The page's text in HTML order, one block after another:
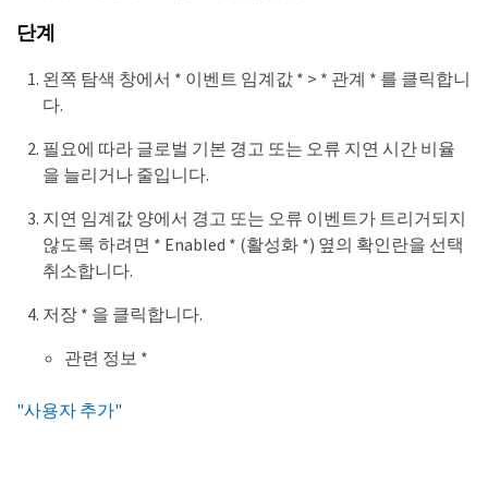
단계
왼쪽 탐색 창에서 * 이벤트 임계값 * > * 관계 * 를 클릭합니
다.
필요에 따라 글로벌 기본 경고 또는 오류 지연 시간 비율
을 늘리거나 줄입니다.
지연 임계값 양에서 경고 또는 오류 이벤트가 트리거되지
않도록 하려면 * Enabled * (활성화 *) 옆의 확인란을 선택
취소합니다.
저장 * 을 클릭합니다.
관련 정보 *
"사용자 추가"